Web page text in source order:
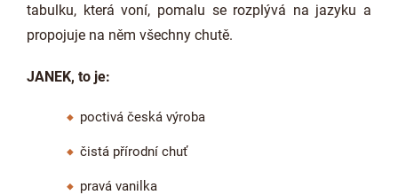
tabulku, která voní, pomalu se rozplývá na jazyku a
propojuje na něm všechny chutě.
JANEK, to je:
poctivá česká výroba
čistá přírodní chuť
pravá vanilka